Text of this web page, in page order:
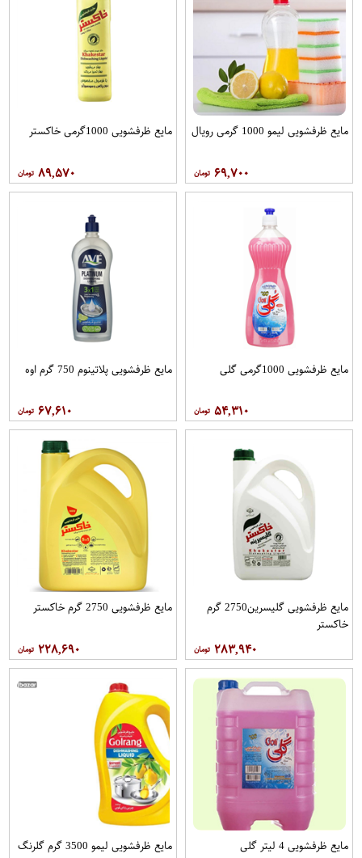
مایع ظرفشویی لیمو 1000 گرمی رویال
۶۹,۷۰۰
مایع ظرفشویی 1000گرمی خاکستر
۸۹,۵۷۰
مایع ظرفشویی 1000گرمی گلی
۵۴,۳۱۰
مایع ظرفشویی پلاتینوم 750 گرم اوه
۶۷,۶۱۰
مایع ظرفشویی گلیسرین2750 گرم
خاکستر
۲۸۳,۹۴۰
مایع ظرفشویی 2750 گرم خاکستر
۲۲۸,۶۹۰
مایع ظرفشویی 4 لیتر گلی مایع ظرفشویی لیمو 3500 گرم گلرنگ